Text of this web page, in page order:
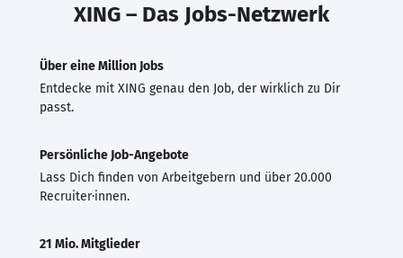
XING – Das Jobs-Netzwerk
Über eine Million Jobs
Entdecke mit XING genau den Job, der wirklich zu Dir
passt.
Persönliche Job-Angebote
Lass Dich finden von Arbeitgebern und über 20.000
Recruiter·innen.
21 Mio. Mitglieder